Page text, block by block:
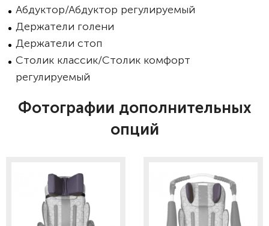
Абдуктор/Абдуктор регулируемый
Держатели голени
Держатели стоп
Столик классик/Столик комфорт
регулируемый
Фотографии дополнительных
опций